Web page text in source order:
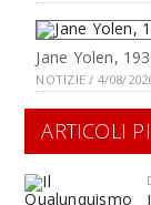
Jane Yolen,
NOTIZIE / 4/08/
ARTICOLI